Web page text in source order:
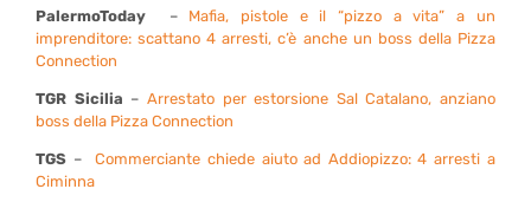
PalermoToday – Mafia, pistole e il “pizzo a vita” a un
imprenditore: scattano 4 arresti, c’è anche un boss della Pizza
Connection
TGR Sicilia – Arrestato per estorsione Sal Catalano, anziano
boss della Pizza Connection
TGS –Commerciante chiede aiuto ad Addiopizzo: 4 arresti a
Ciminna